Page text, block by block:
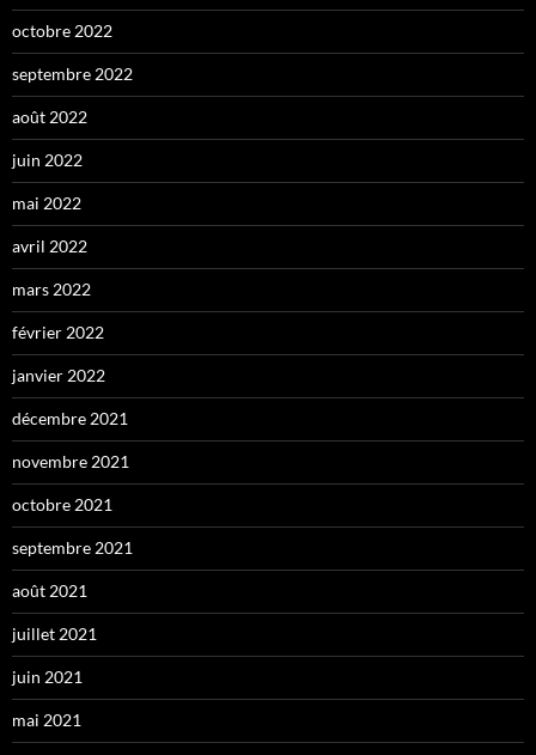
octobre 2022
septembre 2022
août 2022
juin 2022
mai 2022
avril 2022
mars 2022
février 2022
janvier 2022
décembre 2021
novembre 2021
octobre 2021
septembre 2021
août 2021
juillet 2021
juin 2021
mai 2021